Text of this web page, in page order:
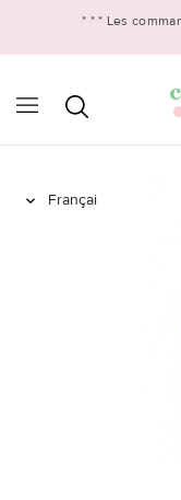
* * * Les
